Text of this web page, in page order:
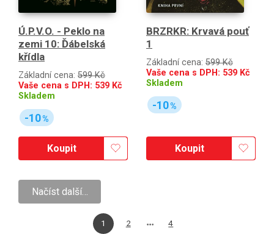
Ú.P.V.O. - Peklo na
zemi 10: Ďábelská
křídla
Základní cena: 599 Kč
Vaše cena s DPH: 539 Kč
Skladem
-10%
Koupit
BRZRKR: Krvavá pouť
1
Základní cena: 599 Kč
Vaše cena s DPH: 539 Kč
Skladem
-10%
Koupit
Načíst další…
1 2 4